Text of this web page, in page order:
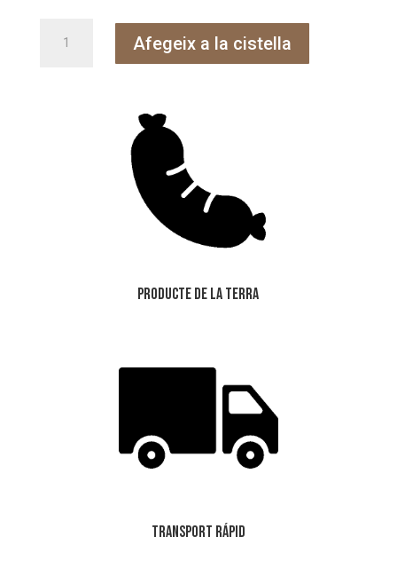
Afegeix a la cistella
Producte de la Terra
Transport Rápid